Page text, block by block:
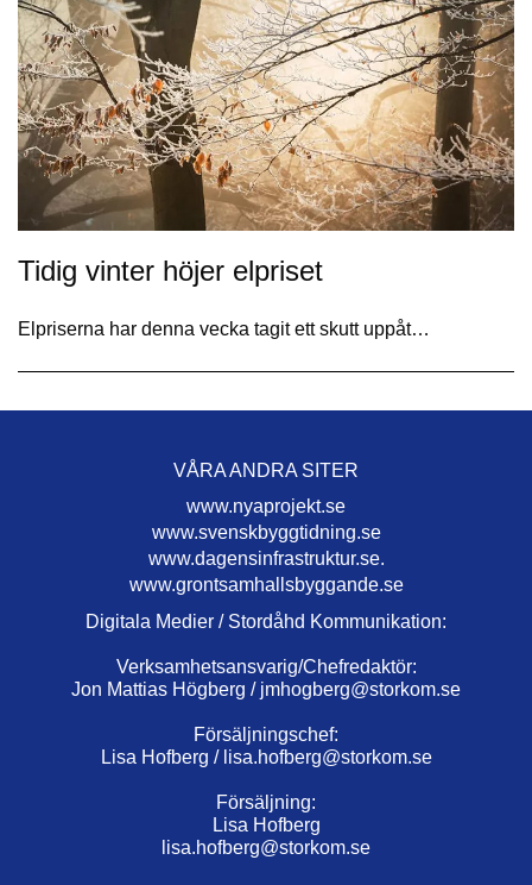
Tidig vinter höjer elpriset
Elpriserna har denna vecka tagit ett skutt uppåt…
VÅRA ANDRA SITER
www.nyaprojekt.se
www.svenskbyggtidning.se
www.dagensinfrastruktur.se.
www.grontsamhallsbyggande.se
Digitala Medier / Stordåhd Kommunikation:
Verksamhetsansvarig/Chefredaktör:
Jon Mattias Högberg / jmhogberg@storkom.se
Försäljningschef:
Lisa Hofberg / lisa.hofberg@storkom.se
Försäljning:
Lisa Hofberg
lisa.hofberg@storkom.se